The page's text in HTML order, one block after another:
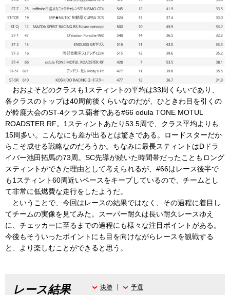
おおよそどのクラスも1スティントの平均は33周くらいであり、
各クラスのトップは40周前後くらいなのだが、ひときわ目を引くの
が鈴鹿大会のST-4クラス覇者である#66 odula TONE MOTUL
ROADSTER RF。1スティントあたり53.5周で、クラス平均よりも
15周多い。こんなにも差が出るとは驚きである。ロードスターだか
らこそ成せる戦略なのだろうか。ちなみに最長スティントはDドラ
イバー池田拓馬の73周。SC先導が続いた時間帯だったこともロング
スティントができた理由として考えられるが、#66はレース後半で
も1スティント60周近いペースをキープしているので、チームとし
て非常に低燃費な走行をしたようだ。
ということで、今回はレースの結果ではなく、その過程に着目し
てチームの実像を見てみた。スーパー耐久は長い耐久レースゆえ
に、チェッカーに至るまでの過程にも様々な注目ポイントがある。
今後もそういったポイントにも目を向けながらレースを観戦する
と、より楽しむことができると思う。
レース結果 決勝 予選